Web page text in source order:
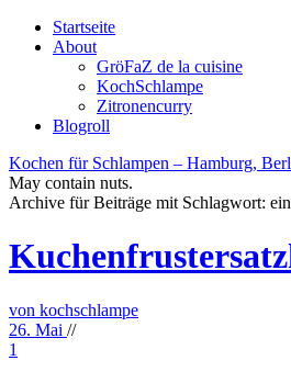
Startseite
About
GröFaZ de la cuisine
KochSchlampe
Zitronencurry
Blogroll
Kochen für Schlampen – Hamburg,
May contain nuts.
Archive für Beiträge mit Schlagwort:
von kochschlampe
26. Mai //
1